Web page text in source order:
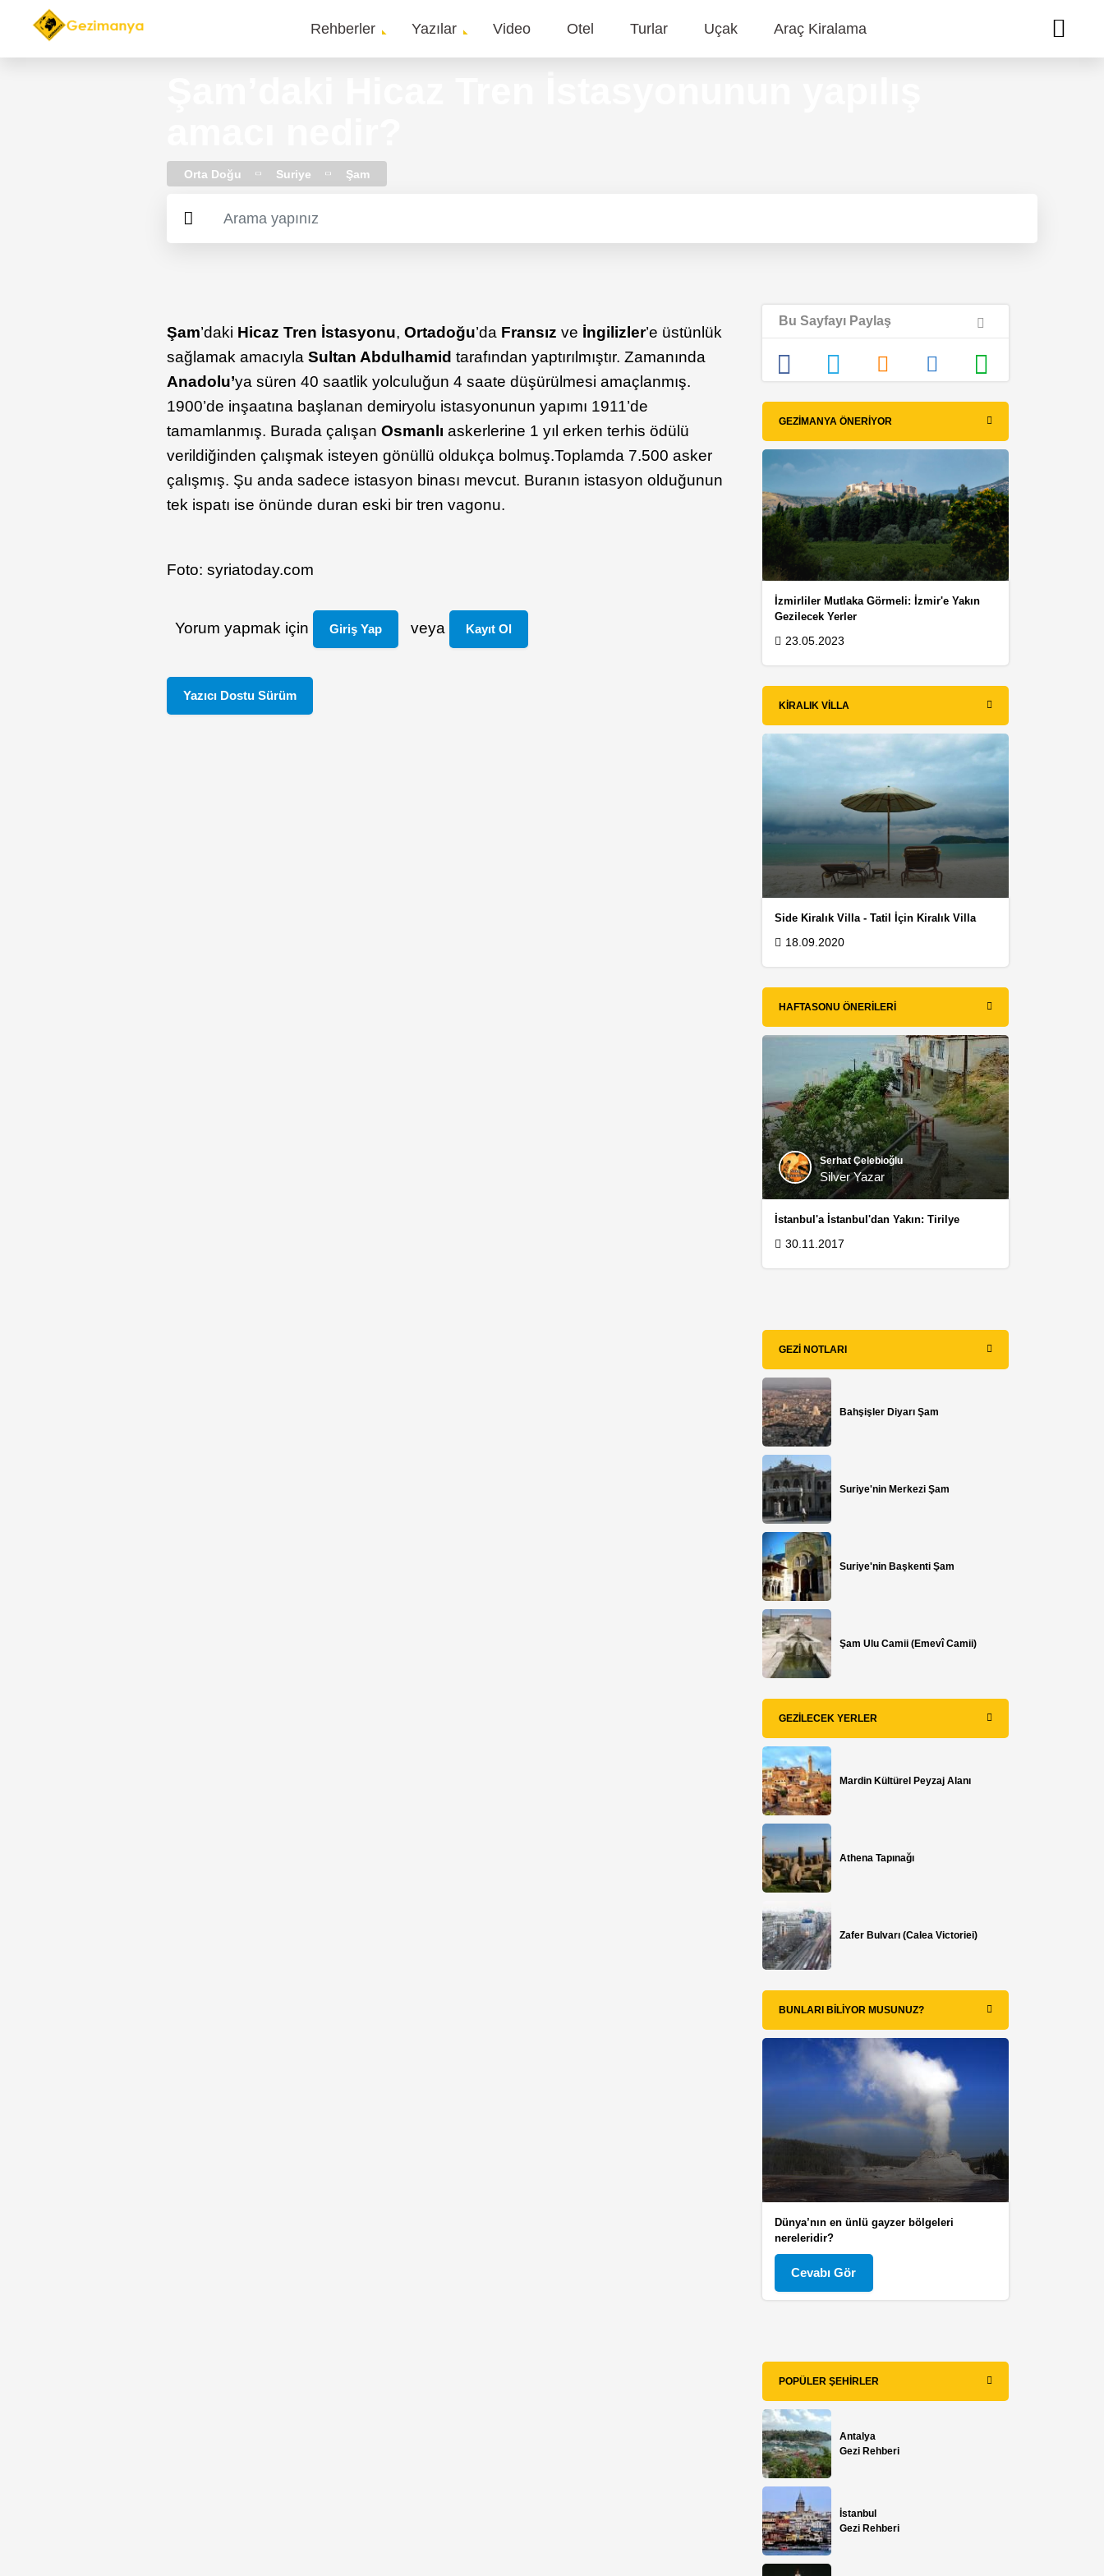
Main
Rehberler Yazılar Video Otel Turlar Uçak Araç Kiralama
Orta Doğu Suriye Şam
Şam’daki Hicaz Tren İstasyonu, Ortadoğu’da Fransız ve İngilizler’e üstünlük
sağlamak amacıylaSultan Abdulhamid tarafından yaptırılmıştır. Zamanında
Anadolu’ya süren 40 saatlik yolculuğun 4 saate düşürülmesi amaçlanmış.
1900’de inşaatına başlanan demiryolu istasyonunun yapımı 1911’de
tamamlanmış. Burada çalışanOsmanlı askerlerine 1 yıl erken terhis ödülü
verildiğinden çalışmak isteyen gönüllü oldukça bolmuş.Toplamda 7.500 asker
çalışmış. Şu anda sadece istasyon binası mevcut. Buranın istasyon olduğunun
tek ispatı ise önünde duran eski bir tren vagonu.
Foto: syriatoday.com
Yorum yapmak için Giriş Yap veya Kayıt Ol
Yazıcı Dostu Sürüm
Bu Sayfayı Paylaş
GEZIMANYA ÖNERIYOR
İzmirliler Mutlaka Görmeli: İzmir'e Yakın
Gezilecek Yerler
23.05.2023
KIRALIK VILLA
Side Kiralık Villa - Tatil İçin Kiralık Villa
18.09.2020
HAFTASONU ÖNERILERI
Serhat Çelebioğlu
Silver Yazar
İstanbul'a İstanbul'dan Yakın: Tirilye
30.11.2017
GEZI NOTLARI
Bahşişler Diyarı Şam
Suriye'nin Merkezi Şam
Suriye'nin Başkenti Şam
Şam Ulu Camii (Emevî Camii)
GEZILECEK YERLER
Mardin Kültürel Peyzaj Alanı
Athena Tapınağı
Zafer Bulvarı (Calea Victoriei)
BUNLARI BILIYOR MUSUNUZ?
Dünya’nın en ünlü gayzer bölgeleri
nereleridir?
Cevabı Gör
POPÜLER ŞEHIRLER
Antalya
Gezi Rehberi
İstanbul
Gezi Rehberi